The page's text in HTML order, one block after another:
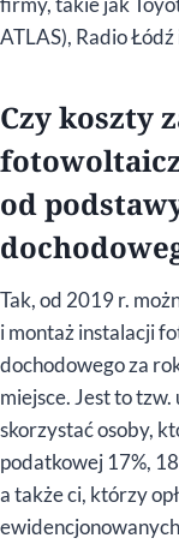
ATLAS), Radio
Czy koszty
od
Tak, od 2019 r.
i montaż instalacji
dochodowego za
miejsce. Jest to
skorzystać osoby,
podatkowej 17%,
a także ci, którzy